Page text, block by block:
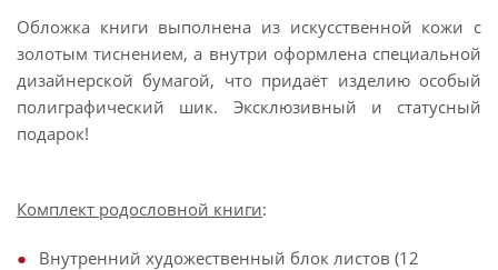
Обложка книги выполнена из искусственной кожи с
золотым тиснением, а внутри оформлена специальной
дизайнерской бумагой, что придаёт изделию особый
полиграфический шик. Эксклюзивный и статусный
подарок!
Комплект родословной книги:
Внутренний художественный блок листов (12